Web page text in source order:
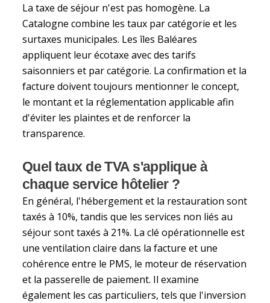
La taxe de séjour n'est pas homogène. La
Catalogne combine les taux par catégorie et les
surtaxes municipales. Les îles Baléares
appliquent leur écotaxe avec des tarifs
saisonniers et par catégorie. La confirmation et la
facture doivent toujours mentionner le concept,
le montant et la réglementation applicable afin
d'éviter les plaintes et de renforcer la
transparence.
Quel taux de TVA s'applique à
chaque service hôtelier ?
En général, l'hébergement et la restauration sont
taxés à 10%, tandis que les services non liés au
séjour sont taxés à 21%. La clé opérationnelle est
une ventilation claire dans la facture et une
cohérence entre le PMS, le moteur de réservation
et la passerelle de paiement. Il examine
également les cas particuliers, tels que l'inversion